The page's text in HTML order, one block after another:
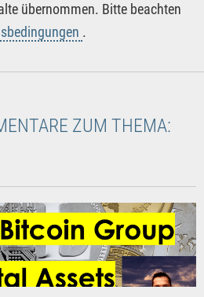
übernommen. Bitte beachten
.
ZUM THEMA: